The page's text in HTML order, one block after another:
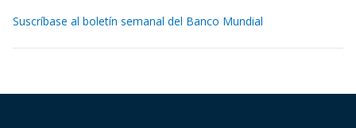
Suscríbase al boletín semanal del Banco Mundial